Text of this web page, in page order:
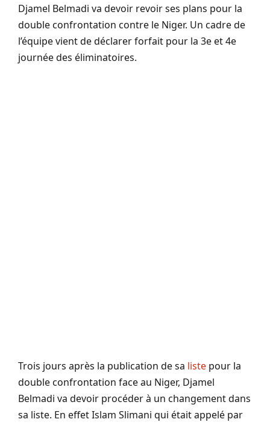
Djamel Belmadi va devoir revoir ses plans pour la
double confrontation contre le Niger. Un cadre de
l’équipe vient de déclarer forfait pour la 3e et 4e
journée des éliminatoires.
Trois jours après la publication de sa liste pour la
double confrontation face au Niger, Djamel
Belmadi va devoir procéder à un changement dans
sa liste. En effetIslam Slimani qui était appelé par